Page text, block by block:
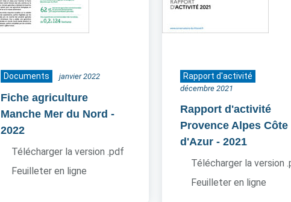
Documents janvier 2022
Fiche agriculture
Manche Mer du Nord -
2022
Télécharger la version .pdf
Feuilleter en ligne
Rapport d'activité
décembre 2021
Rapport d'activité
Provence Alpes Côte
d'Azur - 2021
Télécharger la version
Feuilleter en ligne